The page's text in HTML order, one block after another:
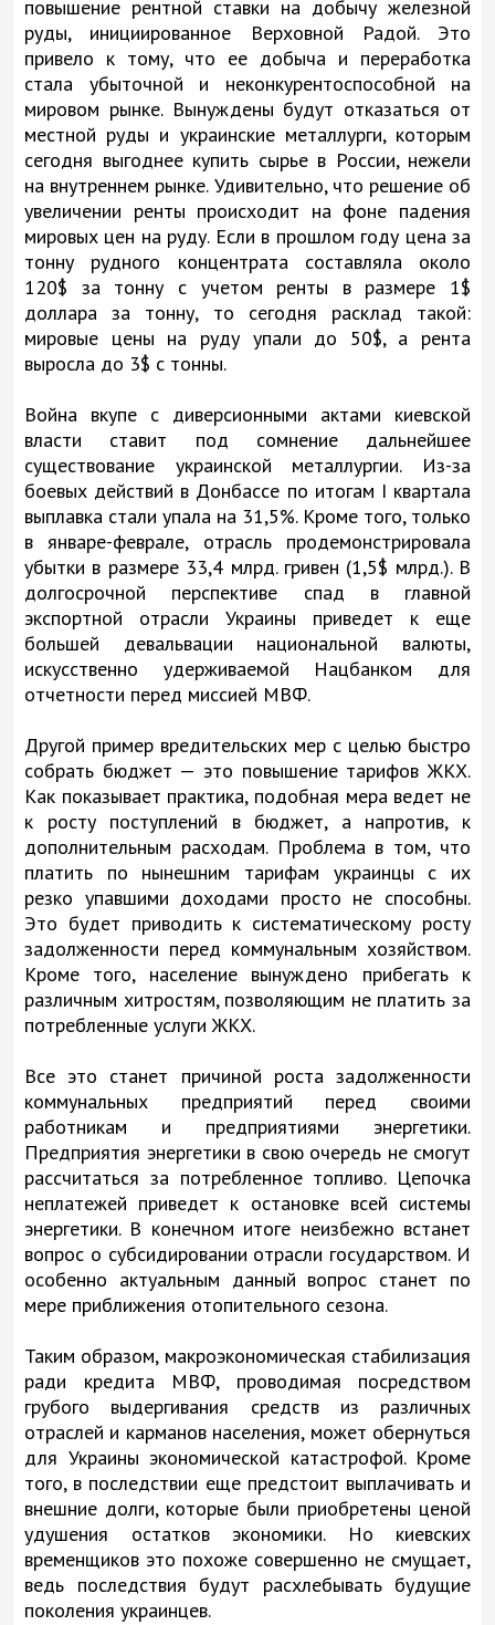
повышение рентной ставки на добычу железной
руды, инициированное Верховной Радой. Это
привело к тому, что ее добыча и переработка
стала убыточной и неконкурентоспособной на
мировом рынке. Вынуждены будут отказаться от
местной руды и украинские металлурги, которым
сегодня выгоднее купить сырье в России, нежели
на внутреннем рынке. Удивительно, что решение об
увеличении ренты происходит на фоне падения
мировых цен на руду. Если в прошлом году цена за
тонну рудного концентрата составляла около
120$ за тонну с учетом ренты в размере 1$
доллара за тонну, то сегодня расклад такой:
мировые цены на руду упали до 50$, а рента
выросла до 3$ c тонны.
Война вкупе с диверсионными актами киевской
власти ставит под сомнение дальнейшее
существование украинской металлургии. Из-за
боевых действий в Донбассе по итогам I квартала
выплавка стали упала на 31,5%. Кроме того, только
в январе-феврале, отрасль продемонстрировала
убытки в размере 33,4 млрд. гривен (1,5$ млрд.). В
долгосрочной перспективе спад в главной
экспортной отрасли Украины приведет к еще
большей девальвации национальной валюты,
искусственно удерживаемой Нацбанком для
отчетности перед миссией МВФ.
Другой пример вредительских мер с целью быстро
собрать бюджет — это повышение тарифов ЖКХ.
Как показывает практика, подобная мера ведет не
к росту поступлений в бюджет, а напротив, к
дополнительным расходам. Проблема в том, что
платить по нынешним тарифам украинцы с их
резко упавшими доходами просто не способны.
Это будет приводить к систематическому росту
задолженности перед коммунальным хозяйством.
Кроме того, население вынуждено прибегать к
различным хитростям, позволяющим не платить за
потребленные услуги ЖКХ.
Все это станет причиной роста задолженности
коммунальных предприятий перед своими
работникам и предприятиями энергетики.
Предприятия энергетики в свою очередь не смогут
рассчитаться за потребленное топливо. Цепочка
неплатежей приведет к остановке всей системы
энергетики. В конечном итоге неизбежно встанет
вопрос о субсидировании отрасли государством. И
особенно актуальным данный вопрос станет по
мере приближения отопительного сезона.
Таким образом, макроэкономическая стабилизация
ради кредита МВФ, проводимая посредством
грубого выдергивания средств из различных
отраслей и карманов населения, может обернуться
для Украины экономической катастрофой. Кроме
того, в последствии еще предстоит выплачивать и
внешние долги, которые были приобретены ценой
удушения остатков экономики. Но киевских
временщиков это похоже совершенно не смущает,
ведь последствия будут расхлебывать будущие
поколения украинцев.